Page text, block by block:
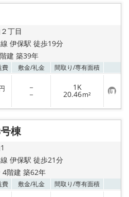
を探す
☆
丁目
伊保駅 徒歩19分
建 築39年
費 敷金/礼金 間取り/専有面積
－
－
1K
20.46m² お
気
に
り
棟
伊保駅 徒歩21分
4階建 築62年
費 敷金/礼金 間取り/専有面積